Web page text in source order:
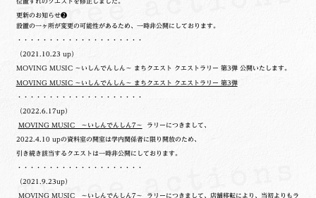
更新のお知らせ❷
設置の一ヶ所が変更の可能性があるため、一時非公開にしております。
・・・・・・・・・・・・・・・・・・・・
（2021.10.23 up）
MOVING MUSIC ～いしんでんしん～ まちクエスト クエストラリー 第3弾 公開いたします。
MOVING MUSIC ～いしんでんしん～ まちクエスト クエストラリー 第3弾
・・・・・・・・・・・・・・・・・・・・
（2022.6.17up）
MOVING MUSIC ～いしんでんしん7～ ラリーにつきまして、
2022.4.10 upの 資料室の開室は学内関係者に限り開放のため、
引き続き該当するクエストは一時非公開にしております。
・・・・・・・・・・・・・・・・・・・・
（2021.9.23up）
MOVING MUSIC ～いしんでんしん7～ ラリーにつきまして、店舗移転により、当初よりもラ